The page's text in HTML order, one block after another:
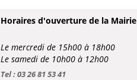
Horaires d'ouverture de la Mairie
Le mercredi de 15h00 à 18h00
Le samedi de 10h00 à 12h00
Tel : 03 26 81 53 41